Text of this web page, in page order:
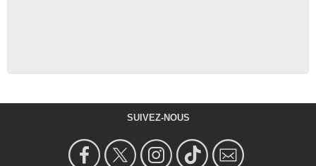
SUIVEZ-NOUS